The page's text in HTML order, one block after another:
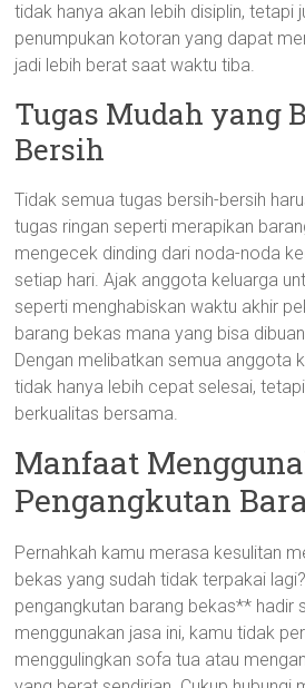
tidak hanya akan lebih disiplin, tetapi
penumpukan kotoran yang dapat
jadi lebih berat saat waktu tiba.
Tugas Mudah yang
Bersih
Tidak semua tugas bersih-bersih
tugas ringan seperti merapikan
mengecek dinding dari noda-noda
setiap hari. Ajak anggota keluarga
seperti menghabiskan waktu akhir
barang bekas mana yang bisa
Dengan melibatkan semua anggota
tidak hanya lebih cepat selesai,
berkualitas bersama.
Manfaat
Pengangkutan
Pernahkah kamu merasa kesulitan
bekas yang sudah tidak terpakai
pengangkutan barang bekas** hadir
menggunakan jasa ini, kamu tidak
menggulingkan sofa tua atau